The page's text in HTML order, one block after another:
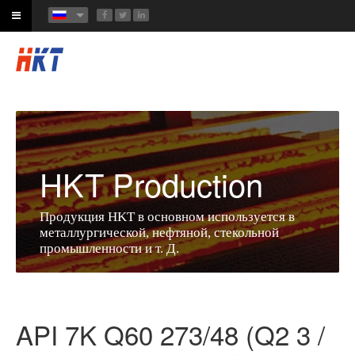
HKT Production
Продукция HKT в основном используется в
металлургической, нефтяной, стекольной
промышленности и т. Д.
API 7K Q60 273/48 (Q2 3 /